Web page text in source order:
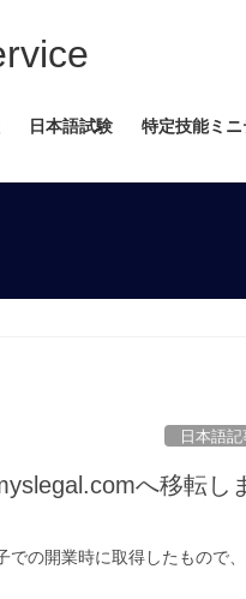
日本語試験 特定技能ミニ
日本語記
へ移転し
での開業時に取得したもので